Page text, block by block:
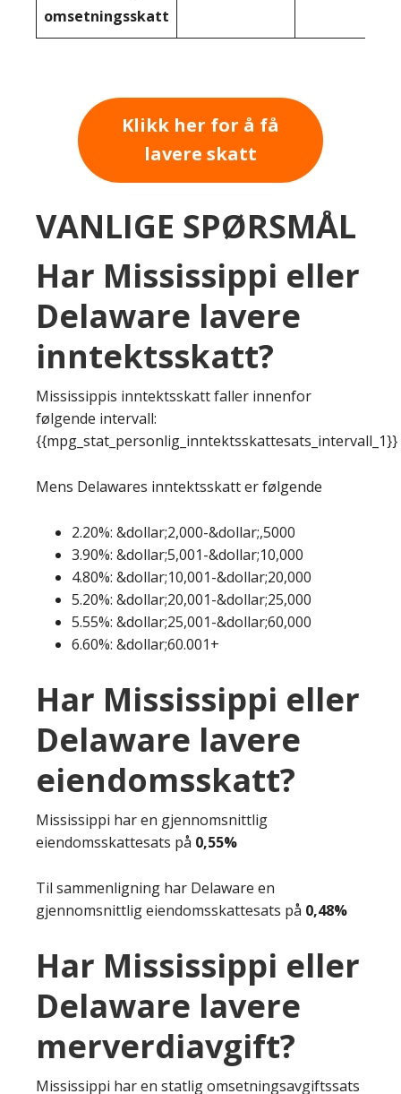
omsetningsskatt
Klikk her for å få
lavere skatt
VANLIGE SPØRSMÅL
Har Mississippi eller
Delaware lavere
inntektsskatt?
Mississippis inntektsskatt faller innenfor
følgende intervall:
{{mpg_stat_personlig_inntektsskattesats_intervall_1}}
Mens Delawares inntektsskatt er følgende
2.20%: &dollar;2,000-&dollar;,5000
3.90%: &dollar;5,001-&dollar;10,000
4.80%: &dollar;10,001-&dollar;20,000
5.20%: &dollar;20,001-&dollar;25,000
5.55%: &dollar;25,001-&dollar;60,000
6.60%: &dollar;60.001+
Har Mississippi eller
Delaware lavere
eiendomsskatt?
Mississippi har en gjennomsnittlig
eiendomsskattesats på 0,55%
Til sammenligning har Delaware en
gjennomsnittlig eiendomsskattesats på 0,48%
Har Mississippi eller
Delaware lavere
merverdiavgift?
Mississippi har en statlig omsetningsavgiftssats